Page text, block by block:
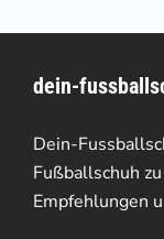
auf.
Die
Optionen
können
dein-
Dein-
Fußballschuh
Empfehlungen